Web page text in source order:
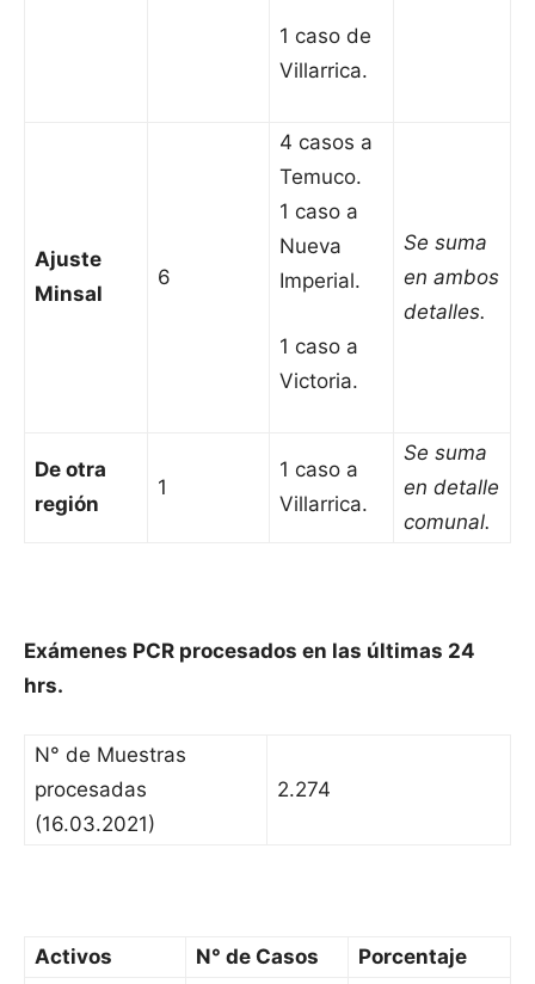
1 caso de
Villarrica.
Ajuste
Minsal
6
4 casos a
Temuco.
1 caso a
Nueva
Imperial.
1 caso a
Victoria.
Se suma
en ambos
detalles.
De otra
región
1
1 caso a
Villarrica.
Se suma
en detalle
comunal.
Exámenes PCR procesados en las últimas 24
hrs.
N° de Muestras
procesadas
(16.03.2021)
2.274
Activos N° de Casos
Porcentaje